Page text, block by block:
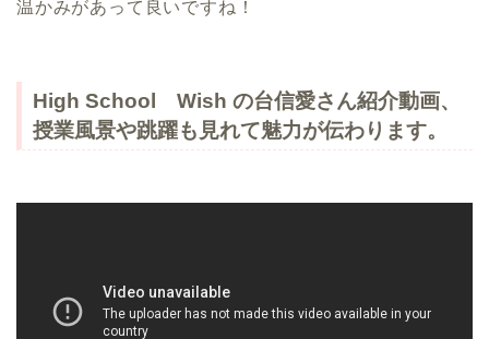
温かみがあって良いですね！
High School Wish の台信愛さん紹介動画、
授業風景や跳躍も見れて魅力が伝わります。